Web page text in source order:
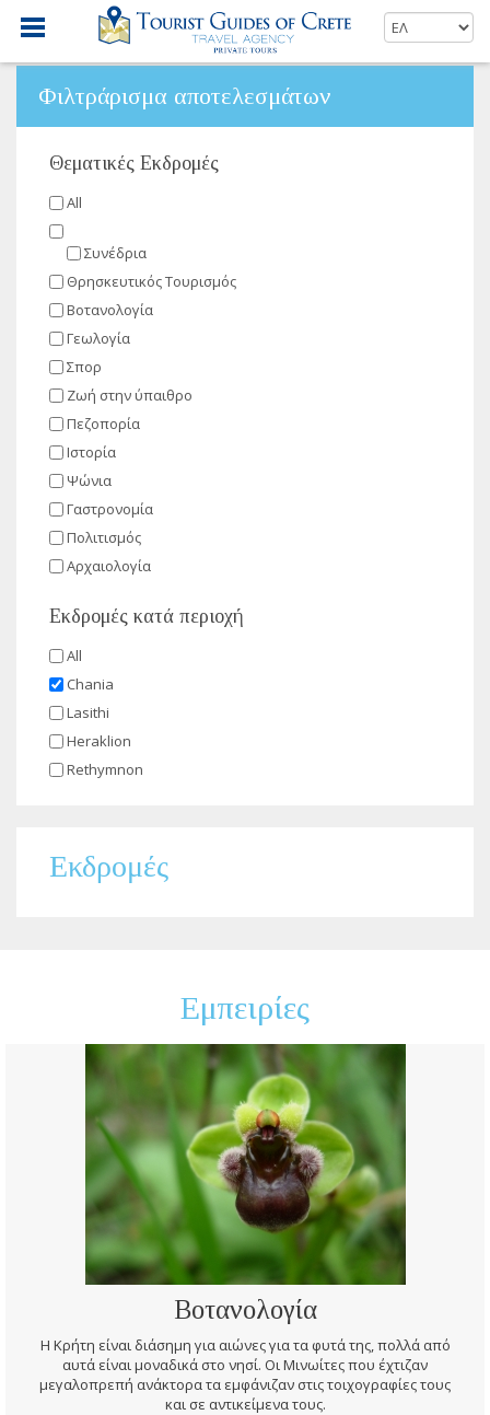
Φιλτράρισμα αποτελεσμάτων
Θεματικές Εκδρομές
All
Συνέδρια
Θρησκευτικός Τουρισμός
Βοτανολογία
Γεωλογία
Σπορ
Ζωή στην ύπαιθρο
Πεζοπορία
Ιστορία
Ψώνια
Γαστρονομία
Πολιτισμός
Αρχαιολογία
Εκδρομές κατά περιοχή
All
Chania
Lasithi
Heraklion
Rethymnon
Εκδρομές
Εμπειρίες
Βοτανολογία
Η Κρήτη είναι διάσημη για αιώνες για τα φυτά της, πολλά από
αυτά είναι μοναδικά στο νησί. Οι Μινωίτες που έχτιζαν
μεγαλοπρεπή ανάκτορα τα εμφάνιζαν στις τοιχογραφίες τους
και σε αντικείμενα τους.